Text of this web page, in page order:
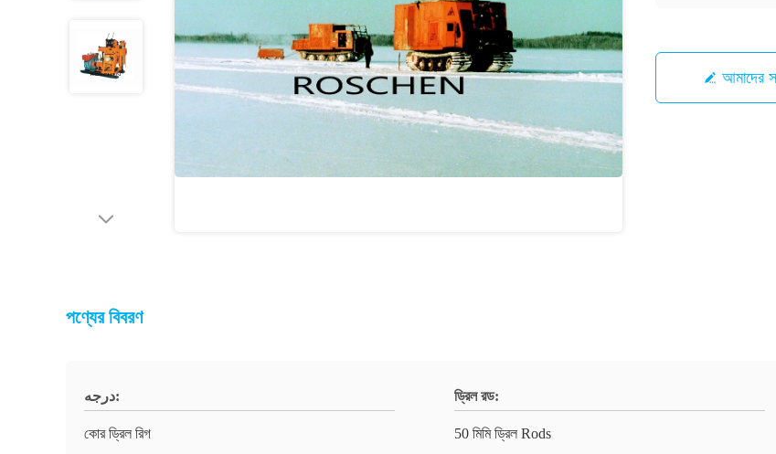
আমাদের
পণ্যের বিবরণ
درجه:
কোর ড্রিল রিগ
ড্রিল রড:
50 মিমি ড্রিল Rods